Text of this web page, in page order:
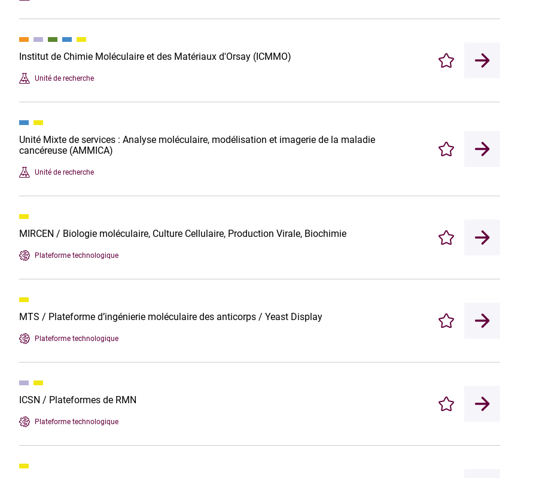
Institut de Chimie Moléculaire et des Matériaux d'Orsay (ICMMO)
Unité de recherche
Enregistrer
Unité Mixte de services : Analyse moléculaire, modélisation et imagerie de la maladie
cancéreuse (AMMICA)
Unité de recherche
Enregistrer
MIRCEN / Biologie moléculaire, Culture Cellulaire, Production Virale, Biochimie
Plateforme technologique
Enregistrer
MTS / Plateforme d’ingénierie moléculaire des anticorps / Yeast Display
Plateforme technologique
Enregistrer
ICSN / Plateformes de RMN
Plateforme technologique
Enregistrer